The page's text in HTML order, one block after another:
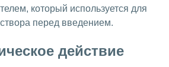
который используется для
перед введением.
действие